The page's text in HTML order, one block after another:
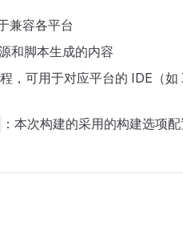
兼容各平台
和脚本生成的内容
，可用于对应平台的 IDE（
：本次构建的采用的构建选项配